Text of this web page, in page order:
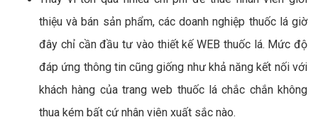
thiệu và bán sản phẩm, các doanh nghiệp thuốc lá giờ
đây chỉ cần đầu tư vào thiết kế WEB thuốc lá. Mức độ
đáp ứng thông tin cũng giống như khả năng kết nối với
khách hàng của trang web thuốc lá chắc chắn không
thua kém bất cứ nhân viên xuất sắc nào.